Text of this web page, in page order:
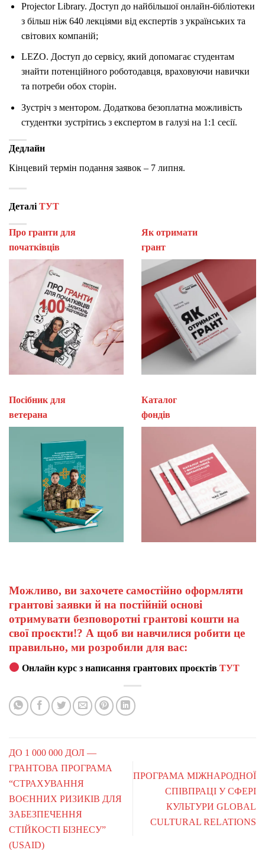
Projector Library. Доступ до найбільшої онлайн-бібліотеки
з більш ніж 640 лекціями від експертів з українських та
світових компаній;
LEZO. Доступ до сервісу, який допомагає студентам
знайти потенційного роботодавця, враховуючи навички
та потреби обох сторін.
Зустріч з ментором. Додаткова безоплатна можливість
студентки зустрітись з експертом в галузі на 1:1 сесії.
Дедлайн
Кінцевий термін подання заявок – 7 липня.
Деталі ТУТ
Про гранти для
початківців
Як отримати
Посібник для
ветерана
Каталог
Можливо, ви захочете самостійно оформляти
грантові заявки й на постійній основі
отримувати безповоротні грантові кошти на
свої проєкти!? А щоб ви навчилися робити це
правильно, ми розробили для вас:
Онлайн курс з написання грантових проєктівТУТ
ДО 1 000 000 ДОЛ —
ГРАНТОВА ПРОГРАМА
“СТРАХУВАННЯ
ВОЄННИХ РИЗИКІВ ДЛЯ
ЗАБЕЗПЕЧЕННЯ
СТІЙКОСТІ БІЗНЕСУ”
(USAID)
ПРОГРАМА МІЖНАРОДНОЇ
СПІВПРАЦІ У СФЕРІ
КУЛЬТУРИ GLOBAL
CULTURAL RELATIONS